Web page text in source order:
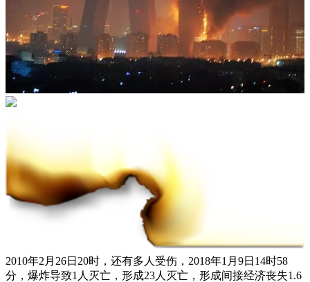
2010年2月26日20时，还有多人受伤，2018年1月9日14时58
分，爆炸导致1人灭亡，形成23人灭亡，形成间接经济丧失1.6